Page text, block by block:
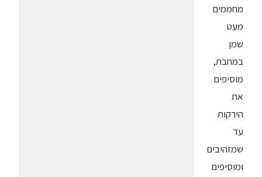
מחממים
מעט
שמן
במחבת,
מוסיפים
את
הירקות
עד
שמזהיבים
ומוסיפים